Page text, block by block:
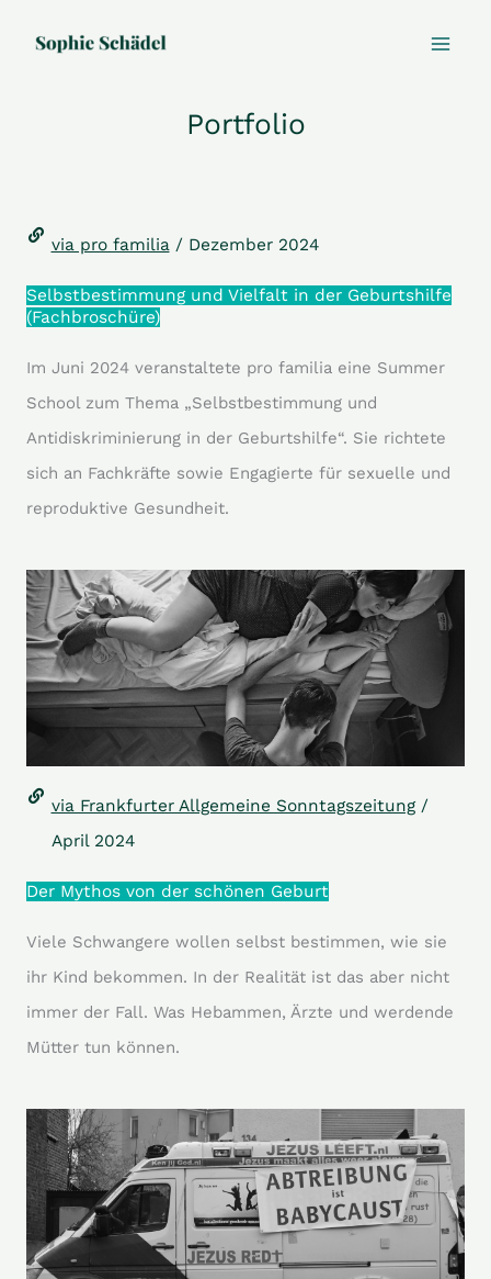
Inhalt
Portfolio
via pro familia/ Dezember 2024
Selbstbestimmung und Vielfalt in der Geburtshilfe
(Fachbroschüre)
Im Juni 2024 veranstaltete pro familia eine Summer
School zum Thema „Selbstbestimmung und
Antidiskriminierung in der Geburtshilfe“. Sie richtete
sich an Fachkräfte sowie Engagierte für sexuelle und
reproduktive Gesundheit.
via Frankfurter Allgemeine Sonntagszeitung/
April 2024
Der Mythos von der schönen Geburt
Viele Schwangere wollen selbst bestimmen, wie sie
ihr Kind bekommen. In der Realität ist das aber nicht
immer der Fall. Was Hebammen, Ärzte und werdende
Mütter tun können.